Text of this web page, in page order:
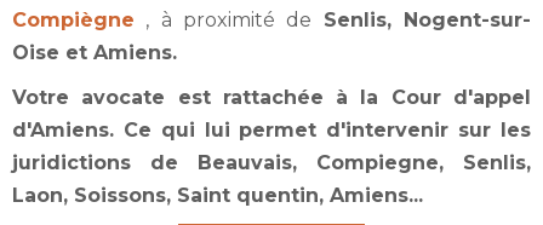
Compiègne , à proximité de Senlis, Nogent-sur-
Oise et Amiens.
Votre avocate est rattachée à la Cour d'appel
d'Amiens. Ce qui lui permet d'intervenir sur les
juridictions de Beauvais, Compiegne, Senlis,
Laon, Soissons, Saint quentin, Amiens...